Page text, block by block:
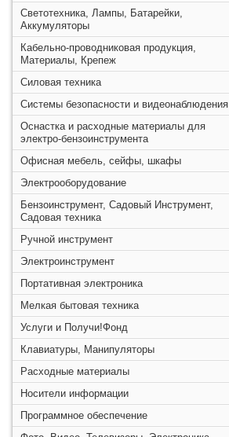
Светотехника, Лампы, Батарейки,
Аккумуляторы
Кабельно-проводниковая продукция,
Материалы, Крепеж
Силовая техника
Системы безопасности и видеонаблюдения
Оснастка и расходные материалы для
электро-бензоинструмента
Офисная мебель, сейфы, шкафы
Электрооборудование
Бензоинструмент, Садовый Инструмент,
Садовая техника
Ручной инструмент
Электроинструмент
Портативная электроника
Мелкая бытовая техника
Услуги и Получи!Фонд
Клавиатуры, Манипуляторы
Расходные материалы
Носители информации
Программное обеспечение